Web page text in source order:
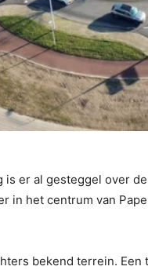
is er al gesteggel over
in het centrum van
bekend terrein.